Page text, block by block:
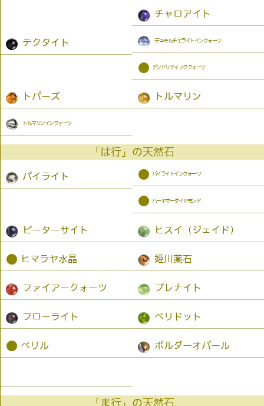
チャロアイト
テクタイト デュモルチェライトインクォーツ
● デンドリティッククォーツ
トパーズ トルマリン
トルマリンインクォーツ
「は行」の天然石
パイライト ● パイライトインクォーツ
● ハーキマーダイヤモンド
ピーターサイト ヒスイ（ジェイド）
● ヒマラヤ水晶 姫川薬石
ファイアークォーツ プレナイト
フローライト ペリドット
● ベリル ボルダーオパール
「ま行」の天然石